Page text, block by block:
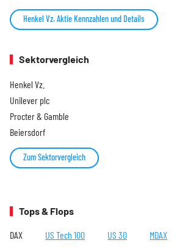
Henkel Vz. Aktie Kennzahlen und Details
Sektorvergleich
Henkel Vz.
Unilever plc
Procter & Gamble
Beiersdorf
Zum Sektorvergleich
Tops & Flops
DAX US Tech 100 US 30 MDAX